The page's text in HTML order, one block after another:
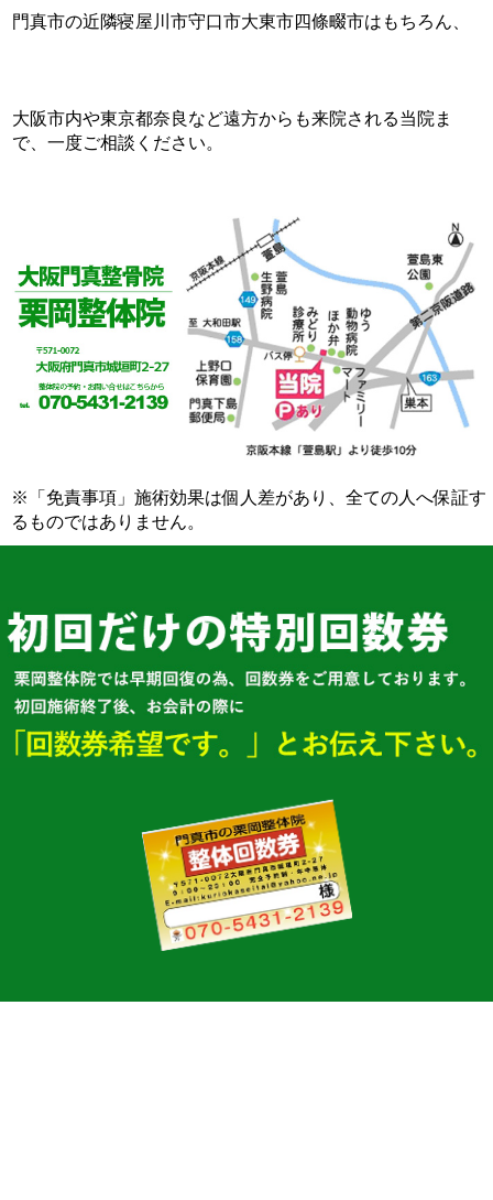
門真市の近隣寝屋川市守口市大東市四條畷市はもちろん、
大阪市内や東京都奈良など遠方からも来院される当院ま
で、一度ご相談ください。
※「免責事項」施術効果は個人差があり、全ての人へ保証す
るものではありません。